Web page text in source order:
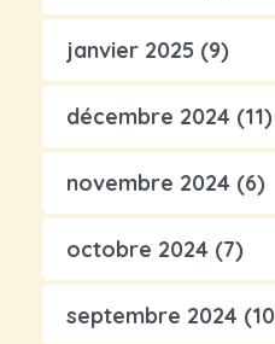
janvier 2025 (9)
décembre 2024 (11)
novembre 2024 (6)
octobre 2024 (7)
septembre 2024